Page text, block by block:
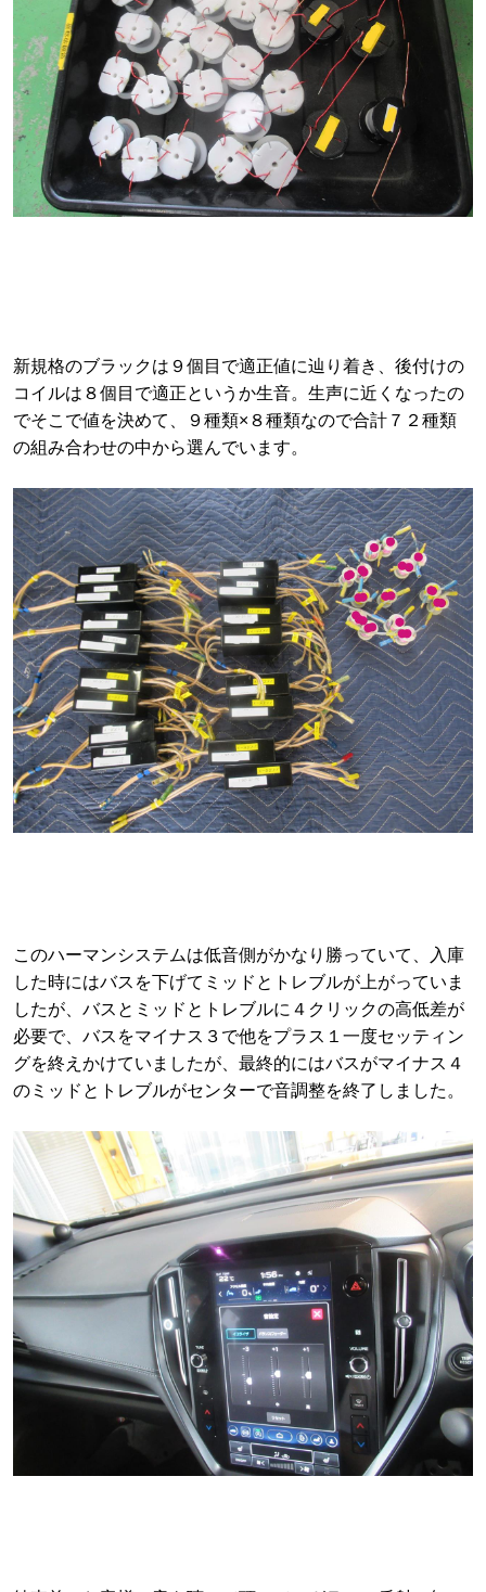
新規格のブラックは９個目で適正値に辿り着き、後付けの
コイルは８個目で適正というか生音。生声に近くなったの
でそこで値を決めて、９種類×８種類なので合計７２種類
の組み合わせの中から選んでいます。
このハーマンシステムは低音側がかなり勝っていて、入庫
した時にはバスを下げてミッドとトレブルが上がっていま
したが、バスとミッドとトレブルに４クリックの高低差が
必要で、バスをマイナス３で他をプラス１一度セッティン
グを終えかけていましたが、最終的にはバスがマイナス４
のミッドとトレブルがセンターで音調整を終了しました。